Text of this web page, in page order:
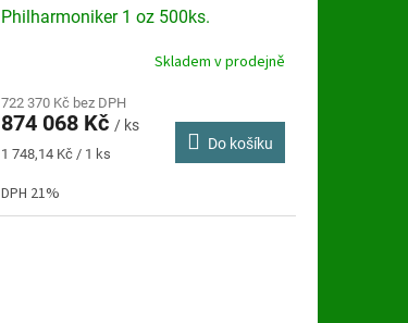
Philharmoniker 1 oz 500ks.
produktu
je
3,6
5
Skladem v prodejně
722 370 Kč bez DPH
874 068 Kč / ks
Měrná
1 748,14 Kč / 1 ks
Do košíku
DPH 21%